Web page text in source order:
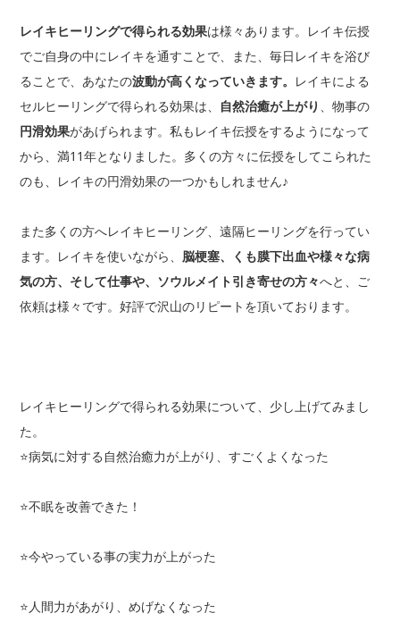
レイキヒーリングで得られる効果は様々あります。レイキ伝授
でご自身の中にレイキを通すことで、また、毎日レイキを浴び
ることで、あなたの波動が高くなっていきます。 レイキによる
セルヒーリングで得られる効果は、
自然治癒が上がり 、物事の
円滑効果があげられます。私もレイキ伝授をするようになって
から、満11年となりました。多くの方々に伝授をしてこられた
のも、レイキの円滑効果の一つかもしれません♪
また多くの方へレイキヒーリング、遠隔ヒーリングを行ってい
ます。レイキを使いながら、 脳梗塞、くも膜下出血や様々な病
気の方、そして仕事や、ソウルメイト引き寄せの方々へと、ご
依頼は様々です。好評で沢山のリピートを頂いております。
レイキヒーリングで得られる効果について、少し上げてみまし
た。
⭐️病気に対する自然治癒力が上がり、すごくよくなった
⭐️不眠を改善できた！
⭐️今やっている事の実力が上がった
⭐️人間力があがり、めげなくなった